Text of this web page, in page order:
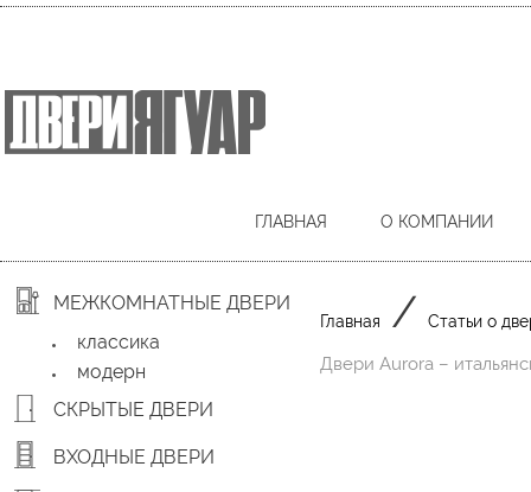
ГЛАВНАЯ О КОМПАНИИ
МЕЖКОМНАТНЫЕ ДВЕРИ
классика
модерн
СКРЫТЫЕ ДВЕРИ
ВХОДНЫЕ ДВЕРИ
Главная / Статьи о
Двери Aurora –